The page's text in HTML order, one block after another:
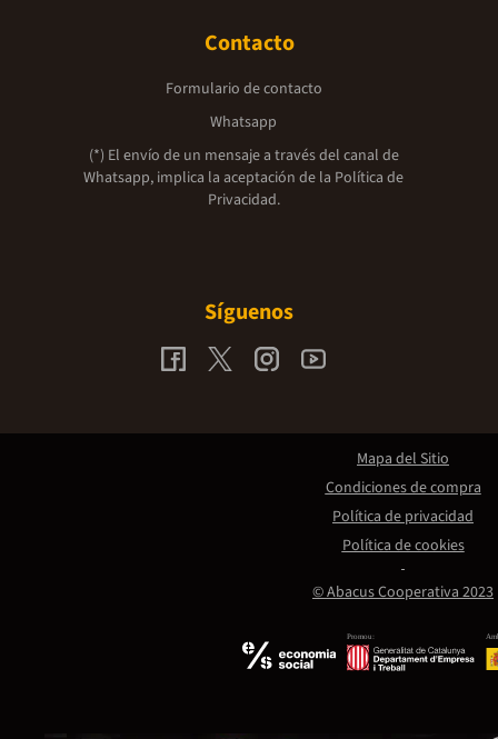
Contacto
Formulario de contacto
Whatsapp
(*) El envío de un mensaje a través del canal de
Whatsapp, implica la aceptación de la Política de
Privacidad.
Síguenos
Promou:
© Abacus Cooperativa 2023
Mapa del Sitio
Condiciones de compra
Política de privacidad
Política de cookies